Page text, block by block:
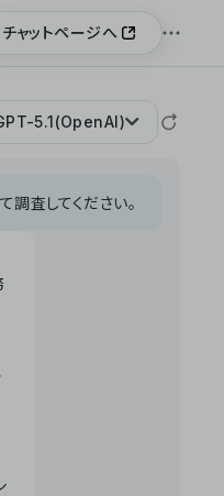
チャットページへ
5.1(OpenAI)
査してください。